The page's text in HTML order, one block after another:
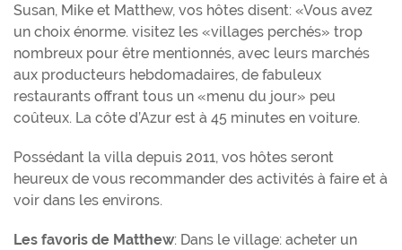
Susan, Mike et Matthew, vos hôtes disent: «Vous avez
un choix énorme. visitez les «villages perchés» trop
nombreux pour être mentionnés, avec leurs marchés
aux producteurs hebdomadaires, de fabuleux
restaurants offrant tous un «menu du jour» peu
coûteux. La côte d’Azur est à 45 minutes en voiture.
Possédant la villa depuis 2011, vos hôtes seront
heureux de vous recommander des activités à faire et à
voir dans les environs.
Les favoris de Matthew: Dans le village: acheter un